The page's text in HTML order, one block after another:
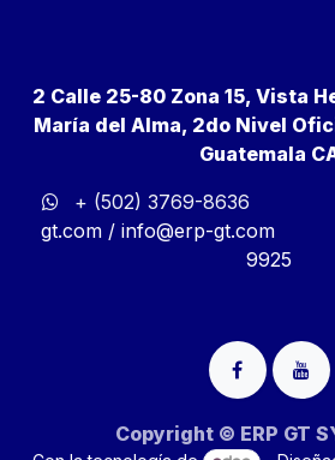
2 Calle 25-80 Zona 15, Vista
María del Alma, 2do Nivel
Guatemala
+ (502) 3769-8636
gt.com / info@erp-gt.com
9925
Copyright © ERP GT